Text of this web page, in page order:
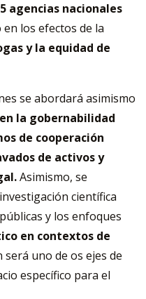
agencias nacionales
los efectos de la
y la equidad de
se abordará asimismo
la gobernabilidad
de cooperación
de activos y
Asimismo, se
científica
y los enfoques
en contextos de
será uno de os ejes de
específico para el